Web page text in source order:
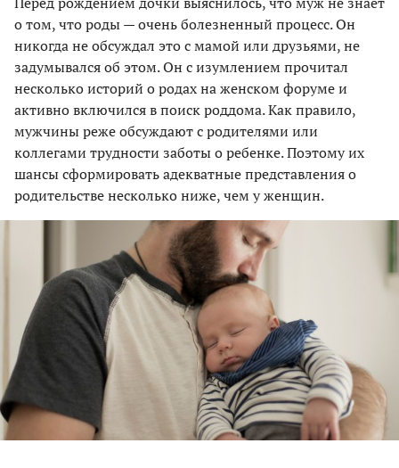
о том, что роды — очень болезненный процесс. Он
никогда не обсуждал это с мамой или друзьями, не
задумывался об этом. Он с изумлением прочитал
несколько историй о родах на женском форуме и
активно включился в поиск роддома. Как правило,
мужчины реже обсуждают с родителями или
коллегами трудности заботы о ребенке. Поэтому их
шансы сформировать адекватные представления о
родительстве несколько ниже, чем у женщин.